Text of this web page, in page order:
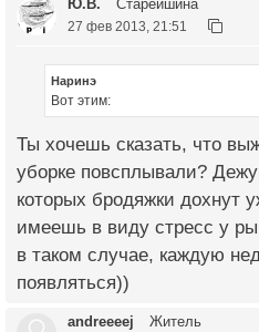
Ю.В. Старейшина
27 фев 2013, 21:51
Наринэ
Вот этим:
Ты хочешь сказать, что
уборке повсплывали?
которых бродяжки дохнут
имеешь в виду стресс у
в таком случае, каждую
появляться))
andreeeej Житель